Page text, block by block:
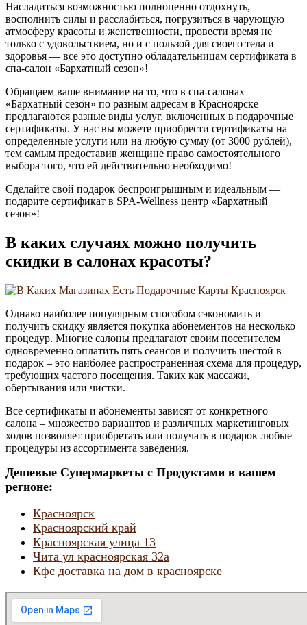
Насладиться возможностью полноценно отдохнуть,
восполнить силы и расслабиться, погрузиться в чарующую
атмосферу красоты и женственности, провести время не
только с удовольствием, но и с пользой для своего тела и
здоровья — все это доступно обладательницам сертификата в
спа-салон «Бархатный сезон»!
Обращаем ваше внимание на то, что в спа-салонах
«Бархатный сезон» по разным адресам в Красноярске
предлагаются разные виды услуг, включенных в подарочные
сертификаты. У нас вы можете приобрести сертификаты на
определенные услуги или на любую сумму (от 3000 рублей),
тем самым предоставив женщине право самостоятельного
выбора того, что ей действительно необходимо!
Сделайте свой подарок беспроигрышным и идеальным —
подарите сертификат в SPA-Wellness центр «Бархатный
сезон»!
В каких случаях можно получить
скидки в салонах красоты?
Однако наиболее популярным способом сэкономить и
получить скидку является покупка абонементов на несколько
процедур. Многие салоны предлагают своим посетителем
одновременно оплатить пять сеансов и получить шестой в
подарок – это наиболее распространенная схема для процедур,
требующих частого посещения. Таких как массажи,
обертывания или чистки.
Все сертификаты и абонементы зависят от конкретного
салона – множество вариантов и различных маркетинговых
ходов позволяет приобретать или получать в подарок любые
процедуры из ассортимента заведения.
Дешевые Супермаркеты с Продуктами в вашем
регионе:
Красноярск
Красноярский край
Красноярская улица 13
Чита ул красноярская 32а
Кфс доставка на дом в красноярске